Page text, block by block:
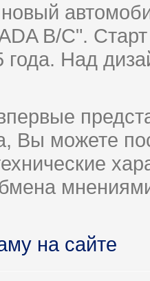
B/C".
года. Над
Вы можете
на сайте